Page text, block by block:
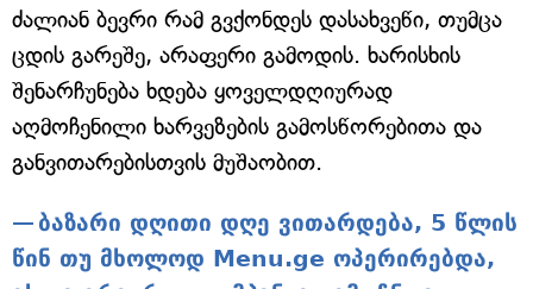
ძალიან ბევრი რამ გვქონდეს დასახვეწი, თუმცა
ცდის გარეშე, არაფერი გამოდის. ხარისხის
შენარჩუნება ხდება ყოველდღიურად
აღმოჩენილი ხარვეზების გამოსწორებითა და
განვითარებისთვის მუშაობით.
ბაზარი დღითი დღე ვითარდება, 5 წლის
წინ თუ მხოლოდ Menu.ge ოპერირებდა,